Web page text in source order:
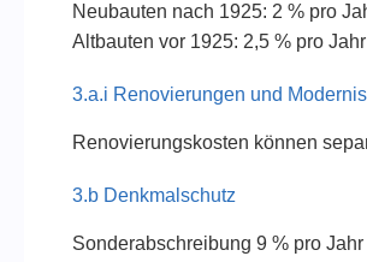
Neubauten nach 1925: 2 % pro
Altbauten vor 1925: 2,5 % pro
3.a.i Renovierungen und
Renovierungskosten können
3.b Denkmalschutz
Sonderabschreibung 9 % pro